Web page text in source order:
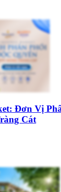
Đơn Vị
Cát